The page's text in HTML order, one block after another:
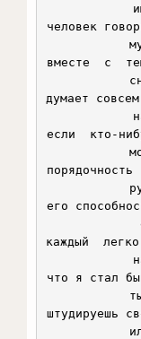
человек
вместе  с
думает
если  кто-
его
каждый
что я стал
штудируешь